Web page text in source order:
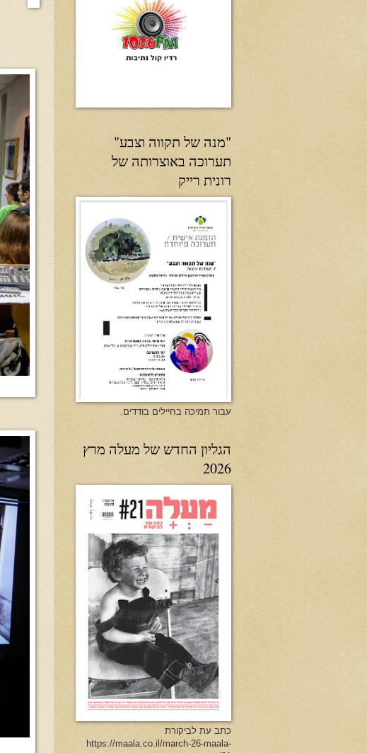
"מנה של תקווה וצבע"
תערוכה באוצרותה של
רונית רייק
עבור תמיכה בחיילים בודדים.
הגליון החדש של מעלה מרץ
2026
כתב עת לביקורת
https://maala.co.il/march-26-maala-